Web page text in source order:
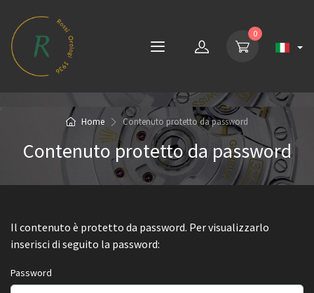
0
Home Contenuto protetto da password
Contenuto protetto da password
Il contenuto è protetto da password. Per visualizzarlo
inserisci di seguito la password:
Password